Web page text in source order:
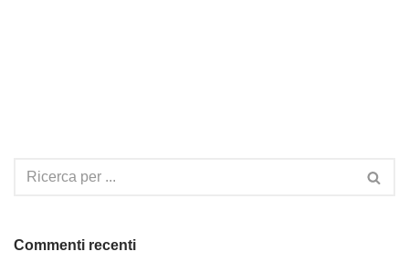
Commenti recenti